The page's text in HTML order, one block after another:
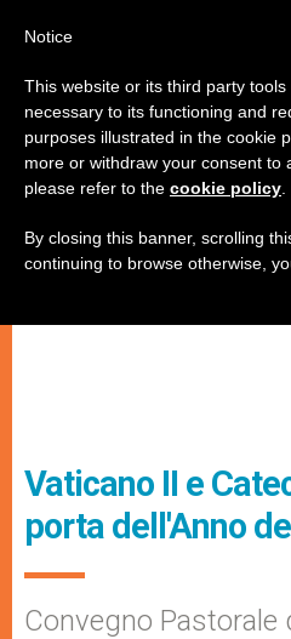
Vaticano II e
porta dell'Anno
Convegno Pastorale
Notice
This website or its third party
necessary to its functioning and
purposes illustrated in the cookie
more or withdraw your consent to
please refer to the cookie policy
By closing this banner, scrolling
continuing to browse otherwise,